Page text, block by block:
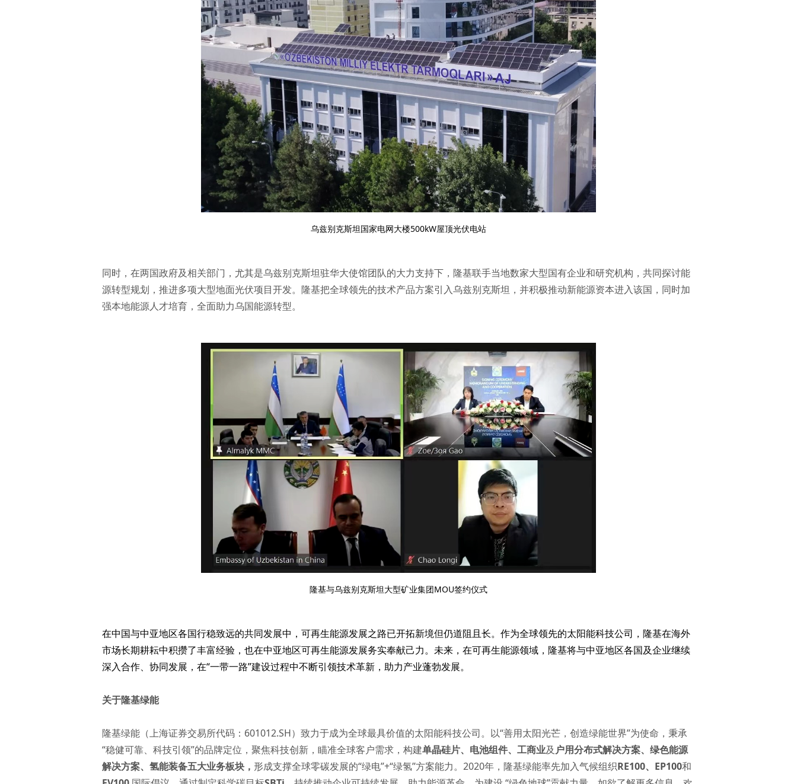
乌兹别克斯坦国家电网大楼500kW屋顶光伏电站
同时，在两国政府及相关部门，尤其是乌兹别克斯坦驻华大使馆团队的大力支持下，隆基联手当地数家大型国有企业和研究机构，共同探讨能
源转型规划，推进多项大型地面光伏项目开发。隆基把全球领先的技术产品方案引入乌兹别克斯坦，并积极推动新能源资本进入该国，同时加
强本地能源人才培育，全面助力乌国能源转型。
隆基与乌兹别克斯坦大型矿业集团MOU签约仪式
在中国与中亚地区各国行稳致远的共同发展中，可再生能源发展之路已开拓新境但仍道阻且长。作为全球领先的太阳能科技公司，隆基在海外
市场长期耕耘中积攒了丰富经验，也在中亚地区可再生能源发展务实奉献己力。未来，在可再生能源领域，隆基将与中亚地区各国及企业继续
深入合作、协同发展，在“一带一路”建设过程中不断引领技术革新，助力产业蓬勃发展。
关于隆基绿能
隆基绿能（上海证券交易所代码：601012.SH）致力于成为全球最具价值的太阳能科技公司。以“善用太阳光芒，创造绿能世界”为使命，秉承
“稳健可靠、科技引领”的品牌定位，聚焦科技创新，瞄准全球客户需求，构建单晶硅片、 电池组件、 工商业及 户用分布式解决方案、 绿色能源
解决方案、 氢能装备五大业务板块， 形成支撑全球零碳发展的“绿电”+“绿氢”方案能力。2020年，隆基绿能率先加入气候组织RE100、 EP100和